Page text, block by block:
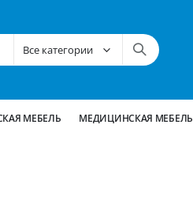
МЕБЕЛЬ МЕДИЦИНСКАЯ МЕБЕЛЬ